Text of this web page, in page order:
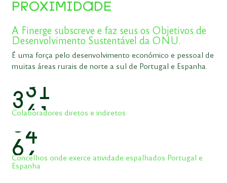
PROXIMIDADE
A Finerge subscreve e faz seus os Objetivos de
Desenvolvimento Sustentável da ONU.
É uma força pelo desenvolvimento económico e pessoal de
muitas áreas rurais de norte a sul de Portugal e Espanha.
350
Colaboradores diretos e indiretos
68
Concelhos onde exerce atividade espalhados Portugal e
Espanha